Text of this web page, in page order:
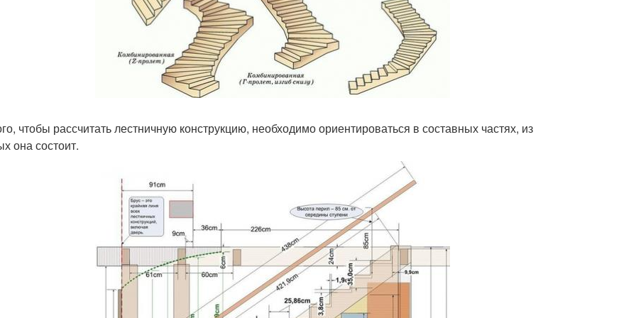
чтобы рассчитать лестничную конструкцию, необходимо ориентироваться в составных частях, из
она состоит.